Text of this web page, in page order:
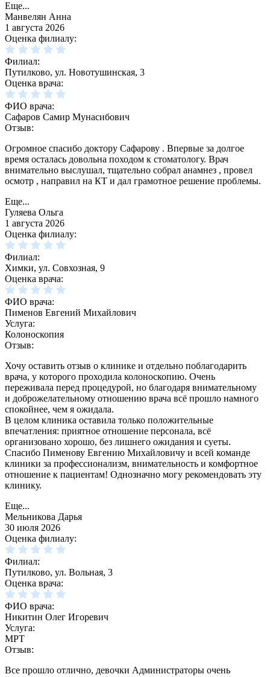
Еще...
Манвелян Анна
1 августа 2026
Оценка филиалу:
Филиал:
Путилково, ул. Новотушинская, 3
Оценка врача:
ФИО врача:
Сафаров Самир Мунасибович
Отзыв:
Огромное спасибо доктору Сафарову . Впервые за долгое
время осталась довольна походом к стоматологу. Врач
внимательно выслушал, тщательно собрал анамнез , провел
осмотр , направил на КТ и дал грамотное решение проблемы.
Еще...
Гуляева Ольга
1 августа 2026
Оценка филиалу:
Филиал:
Химки, ул. Совхозная, 9
Оценка врача:
ФИО врача:
Пименов Евгений Михайлович
Услуга:
Колоноскопия
Отзыв:
Хочу оставить отзыв о клинике и отдельно поблагодарить
врача, у которого проходила колоноскопию. Очень
переживала перед процедурой, но благодаря внимательному
и доброжелательному отношению врача всё прошло намного
спокойнее, чем я ожидала.
В целом клиника оставила только положительные
впечатления: приятное отношение персонала, всё
организовано хорошо, без лишнего ожидания и суеты.
Спасибо Пименову Евгению Михайловичу и всей команде
клиники за профессионализм, внимательность и комфортное
отношение к пациентам! Однозначно могу рекомендовать эту
клинику.
Еще...
Мельникова Дарья
30 июля 2026
Оценка филиалу:
Филиал:
Путилково, ул. Вольная, 3
Оценка врача:
ФИО врача:
Никитин Олег Игоревич
Услуга:
МРТ
Отзыв:
Все прошло отлично, девочки Администраторы очень